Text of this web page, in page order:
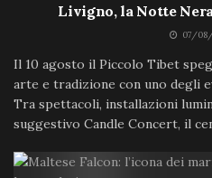
Livigno, la Notte
07/
Il 10 agosto il Piccolo Tibet
arte e tradizione con uno degli
Tra spettacoli, installazioni
suggestivo Candle Concert, il